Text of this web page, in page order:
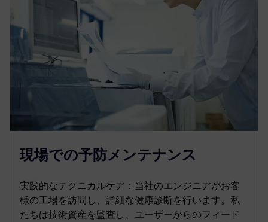
現場での予防メンテナンス
実践的なテクニカルケア：当社のエンジニアがお客
様の工場を訪問し、詳細な健康診断を行います。私
たちは技術資産を監査し、ユーザーからのフィード